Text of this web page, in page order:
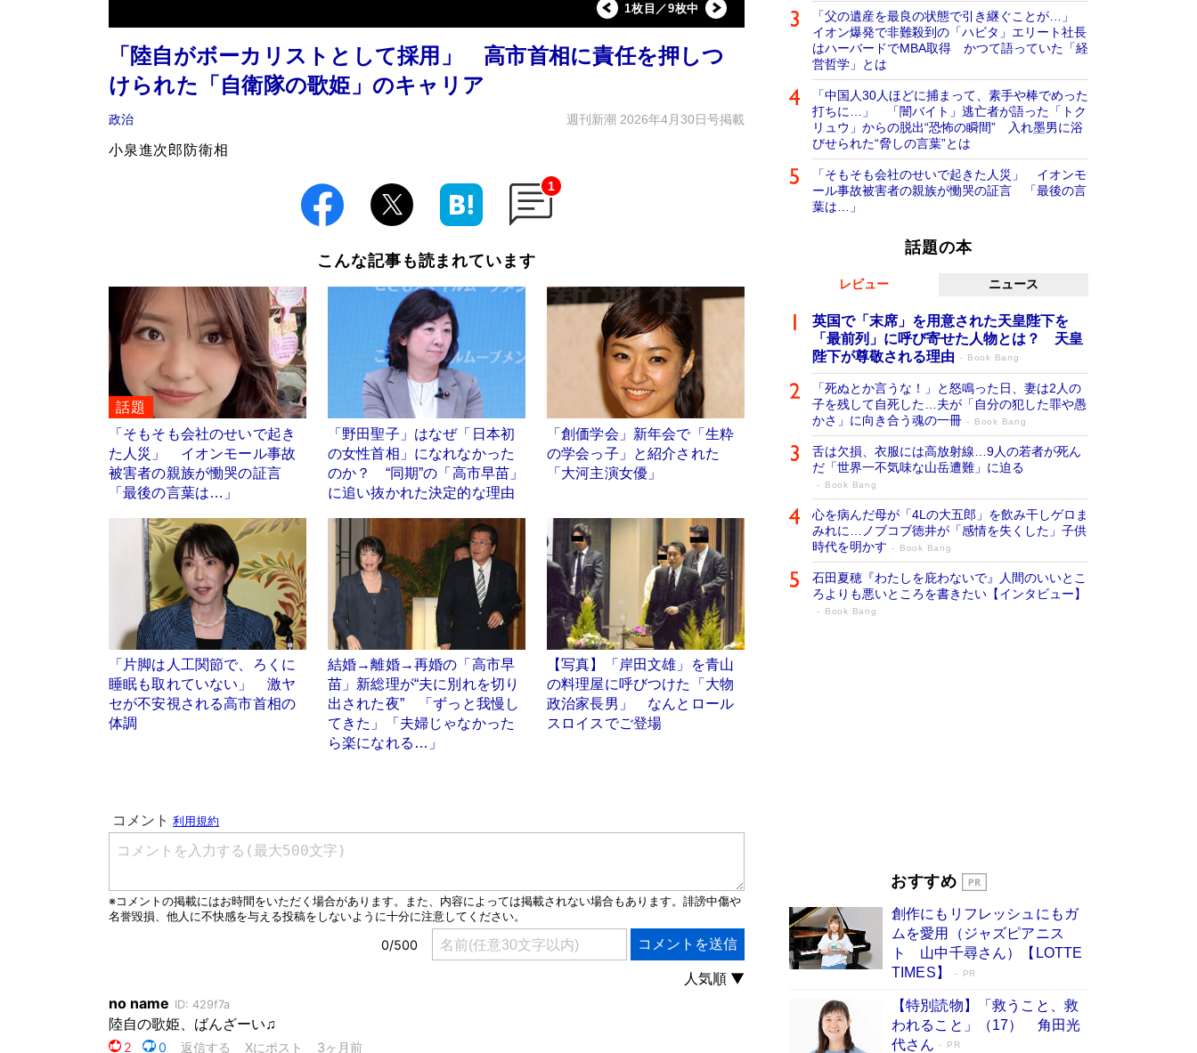
1枚目／9枚中
「陸自がボーカリストとして採用」 高市首相に責任を押しつ
けられた「自衛隊の歌姫」のキャリア
政治 週刊新潮 2026年4月30日号掲載
小泉進次郎防衛相
1
こんな記事も読まれています
話題
「そもそも会社のせいで起き
た人災」 イオンモール事故
被害者の親族が慟哭の証言
「最後の言葉は…」
「野田聖子」はなぜ「日本初
の女性首相」になれなかった
のか？ “同期”の「高市早苗」
に追い抜かれた決定的な理由
「創価学会」新年会で「生粋
の学会っ子」と紹介された
「大河主演女優」
「片脚は人工関節で、ろくに
睡眠も取れていない」 激ヤ
セが不安視される高市首相の
体調
結婚→離婚→再婚の「高市早
苗」新総理が“夫に別れを切り
出された夜” 「ずっと我慢し
てきた」「夫婦じゃなかった
ら楽になれる…」
【写真】「岸田文雄」を青山
の料理屋に呼びつけた「大物
政治家長男」 なんとロール
スロイスでご登場
「父の遺産を最良の状態で引き継ぐことが…」
イオン爆発で非難殺到の「ハビタ」エリート社長
はハーバードでMBA取得 かつて語っていた「経
営哲学」とは
「中国人30人ほどに捕まって、素手や棒でめった
打ちに…」 「闇バイト」逃亡者が語った「トク
リュウ」からの脱出“恐怖の瞬間” 入れ墨男に浴
びせられた“脅しの言葉”とは
「そもそも会社のせいで起きた人災」 イオンモ
ール事故被害者の親族が慟哭の証言 「最後の言
葉は…」
話題の本
レビュー ニュース
英国で「末席」を用意された天皇陛下を
「最前列」に呼び寄せた人物とは？ 天皇
陛下が尊敬される理由
Book Bang
「死ぬとか言うな！」と怒鳴った日、妻は2人の
子を残して自死した…夫が「自分の犯した罪や愚
かさ」に向き合う魂の一冊
Book Bang
舌は欠損、衣服には高放射線…9人の若者が死ん
だ「世界一不気味な山岳遭難」に迫る
Book Bang
心を病んだ母が「4Lの大五郎」を飲み干しゲロま
みれに…ノブコブ徳井が「感情を失くした」子供
時代を明かす
Book Bang
石田夏穂『わたしを庇わないで』人間のいいとこ
ろよりも悪いところを書きたい【インタビュー】
Book Bang
和田秀樹の70代、80代向け新書がベスト3を独
占 上半期1位にも選出［新書ベストセラー］
Book Bang
おすすめ
創作にもリフレッシュにもガ
ムを愛用（ジャズピアニス
ト 山中千尋さん）【LOTTE
TIMES】
PR
【特別読物】「救うこと、救
われること」（17） 角田光
代さん
PR